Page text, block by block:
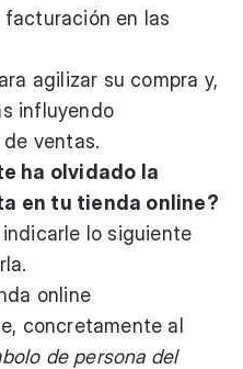
facturación en las
agilizar su compra y,
influyendo
ventas.
ha olvidado la
en tu tienda online?
lo siguiente
online
concretamente al
de persona del